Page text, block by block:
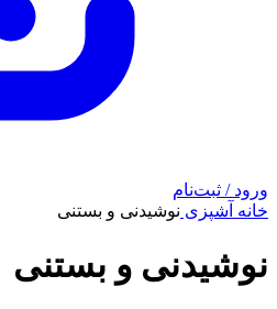
ورود / ثبت‌نام
خانه آشپزی نوشیدنی و بستنی
نوشیدنی و بستنی